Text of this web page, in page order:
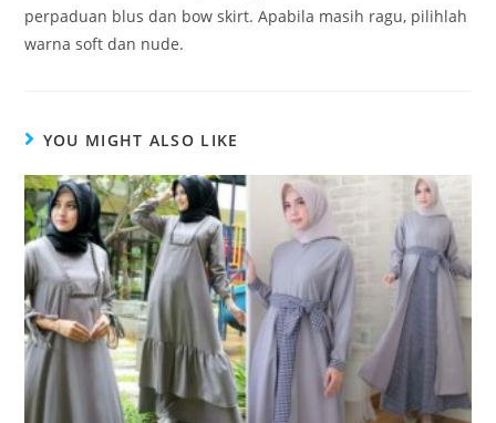
perpaduan blus dan bow skirt. Apabila masih ragu, pilihlah
warna soft dan nude.
YOU MIGHT ALSO LIKE